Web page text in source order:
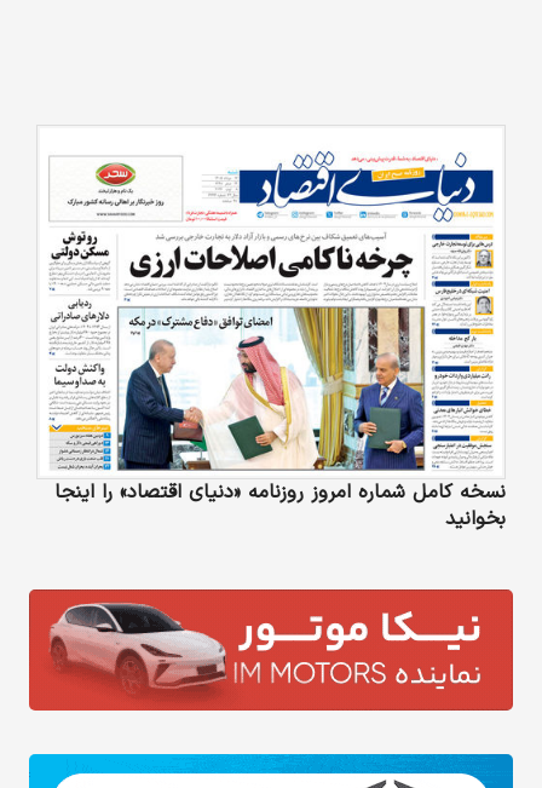
نسخه کامل شماره امروز روزنامه «دنیای‌ اقتصاد» را اینجا
بخوانید